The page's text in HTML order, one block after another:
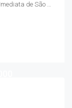
Rua Hugo, Jardim São Luís, São Paulo, Região Imediata de São Paulo, Região Metropolitana de São Paulo, Região Geográfica Intermediária de São Paulo, São Paulo, Região Sudeste, 05780-390, Brasil